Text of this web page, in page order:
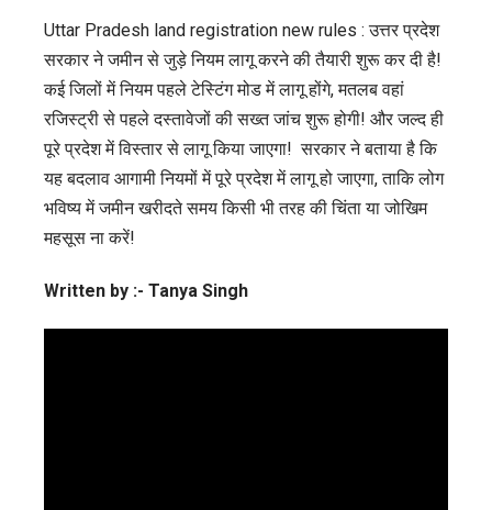
Uttar Pradesh land registration new rules : उत्तर प्रदेश
सरकार ने जमीन से जुड़े नियम लागू करने की तैयारी शुरू कर दी है!
कई जिलों में नियम पहले टेस्टिंग मोड में लागू होंगे, मतलब वहां
रजिस्ट्री से पहले दस्तावेजों की सख्त जांच शुरू होगी! और जल्द ही
पूरे प्रदेश में विस्तार से लागू किया जाएगा! सरकार ने बताया है कि
यह बदलाव आगामी नियमों में पूरे प्रदेश में लागू हो जाएगा, ताकि लोग
भविष्य में जमीन खरीदते समय किसी भी तरह की चिंता या जोखिम
महसूस ना करें!
Written by :- Tanya Singh